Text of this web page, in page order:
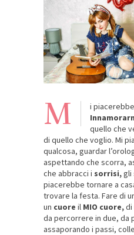
M
i
quello che
di quello che voglio. Mi
qualcosa, guardar
aspettando che scorra,
che abbracci i sorrisi,gli
piacerebbe tornare a
trovare la festa. Fare di
un cuore il MIO cuore,di
da percorrere in due, da
assaporando i passi,